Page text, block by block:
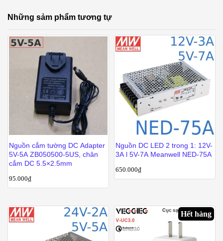
Những sảm phẩm tương tự
Nguồn cắm tường DC Adapter
5V-5A ZB050500-5US, chân
cắm DC 5.5×2.5mm
95.000₫
Nguồn DC LED 2 trong 1: 12V-
3A l 5V-7A Meanwell NED-75A
650.000₫
Hết hàng